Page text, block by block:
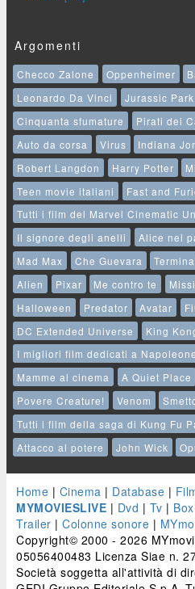
Argomenti
Checco Zalone Oppenheimer
Leonardo Da Vinci
Jurassic
Cinquanta sfumature
Pirati dei
Auto da corsa
Virus Indiana
Robert Langdon
Harry Potter
Teen movie italiani
Fast and
Tutti i film del Marvel Cinematic
Il signore degli anelli
Alice nel
Mad Max
Che Guevara
Alien
Pixar Me contro te
Halloween
Predator Avatar
DC Extended Universe
King
I migliori film dedicati a
Mamme al cinema
A Quiet Place
Povere Creature!
Venom
Tutti i film della saga di Kung Fu
Attacco al potere
John Wick
Home | Cinema | Database |
MYMOVIESLIVE | Dvd | Tv |
Trailer | Colonne sonore |
Copyright© 2000 - 2026
05056400483 Licenza Siae n.
Società soggetta all'attività di